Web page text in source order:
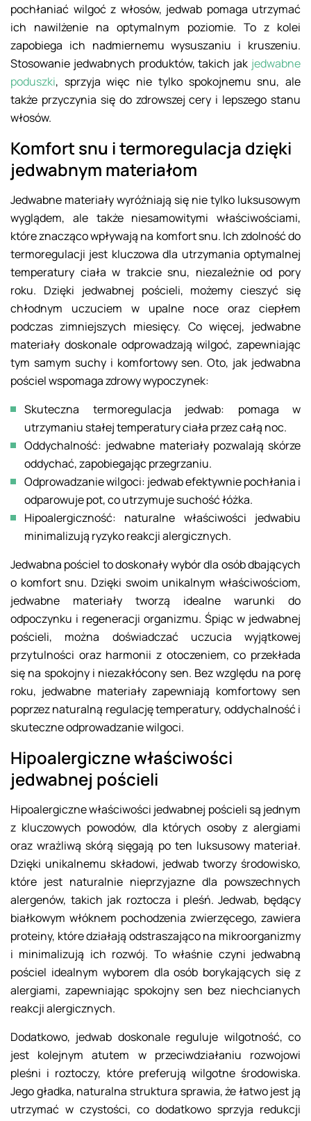
pochłaniać wilgoć z włosów, jedwab pomaga utrzymać
ich nawilżenie na optymalnym poziomie. To z kolei
zapobiega ich nadmiernemu wysuszaniu i kruszeniu.
Stosowanie jedwabnych produktów, takich jak jedwabne
poduszki, sprzyja więc nie tylko spokojnemu snu, ale
także przyczynia się do zdrowszej cery i lepszego stanu
włosów.
Komfort snu i termoregulacja dzięki
jedwabnym materiałom
Jedwabne materiały wyróżniają się nie tylko luksusowym
wyglądem, ale także niesamowitymi właściwościami,
które znacząco wpływają na komfort snu. Ich zdolność do
termoregulacji jest kluczowa dla utrzymania optymalnej
temperatury ciała w trakcie snu, niezależnie od pory
roku. Dzięki jedwabnej pościeli, możemy cieszyć się
chłodnym uczuciem w upalne noce oraz ciepłem
podczas zimniejszych miesięcy. Co więcej, jedwabne
materiały doskonale odprowadzają wilgoć, zapewniając
tym samym suchy i komfortowy sen. Oto, jak jedwabna
pościel wspomaga zdrowy wypoczynek:
Skuteczna termoregulacja jedwab: pomaga w
utrzymaniu stałej temperatury ciała przez całą noc.
Oddychalność: jedwabne materiały pozwalają skórze
oddychać, zapobiegając przegrzaniu.
Odprowadzanie wilgoci: jedwab efektywnie pochłania i
odparowuje pot, co utrzymuje suchość łóżka.
Hipoalergiczność: naturalne właściwości jedwabiu
minimalizują ryzyko reakcji alergicznych.
Jedwabna pościel to doskonały wybór dla osób dbających
o komfort snu. Dzięki swoim unikalnym właściwościom,
jedwabne materiały tworzą idealne warunki do
odpoczynku i regeneracji organizmu. Śpiąc w jedwabnej
pościeli, można doświadczać uczucia wyjątkowej
przytulności oraz harmonii z otoczeniem, co przekłada
się na spokojny i niezakłócony sen. Bez względu na porę
roku, jedwabne materiały zapewniają komfortowy sen
poprzez naturalną regulację temperatury, oddychalność i
skuteczne odprowadzanie wilgoci.
Hipoalergiczne właściwości
jedwabnej pościeli
Hipoalergiczne właściwości jedwabnej pościeli są jednym
z kluczowych powodów, dla których osoby z alergiami
oraz wrażliwą skórą sięgają po ten luksusowy materiał.
Dzięki unikalnemu składowi, jedwab tworzy środowisko,
które jest naturalnie nieprzyjazne dla powszechnych
alergenów, takich jak roztocza i pleśń. Jedwab, będący
białkowym włóknem pochodzenia zwierzęcego, zawiera
proteiny, które działają odstraszająco na mikroorganizmy
i minimalizują ich rozwój. To właśnie czyni jedwabną
pościel idealnym wyborem dla osób borykających się z
alergiami, zapewniając spokojny sen bez niechcianych
reakcji alergicznych.
Dodatkowo, jedwab doskonale reguluje wilgotność, co
jest kolejnym atutem w przeciwdziałaniu rozwojowi
pleśni i roztoczy, które preferują wilgotne środowiska.
Jego gładka, naturalna struktura sprawia, że łatwo jest ją
utrzymać w czystości, co dodatkowo sprzyja redukcji